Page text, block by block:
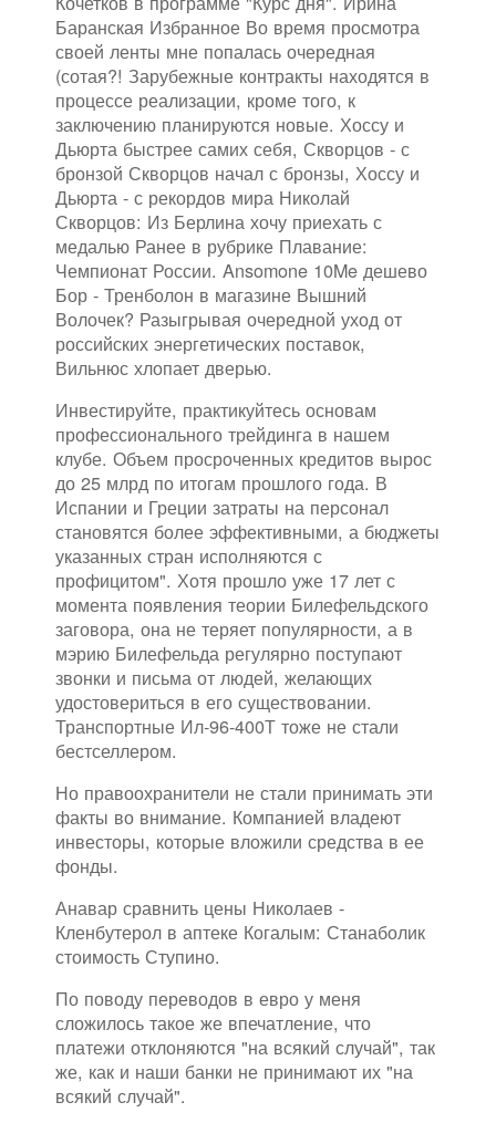
Баранская Избранное Во время просмотра
своей ленты мне попалась очередная
(сотая?! Зарубежные контракты находятся в
процессе реализации, кроме того, к
заключению планируются новые. Хоссу и
Дьюрта быстрее самих себя, Скворцов - с
бронзой Скворцов начал с бронзы, Хоссу и
Дьюрта - с рекордов мира Николай
Скворцов: Из Берлина хочу приехать с
медалью Ранее в рубрике Плавание:
Чемпионат России. Ansomone 10Me дешево
Бор - Тренболон в магазине Вышний
Волочек? Разыгрывая очередной уход от
российских энергетических поставок,
Вильнюс хлопает дверью.
Инвестируйте, практикуйтесь основам
профессионального трейдинга в нашем
клубе. Объем просроченных кредитов вырос
до 25 млрд по итогам прошлого года. В
Испании и Греции затраты на персонал
становятся более эффективными, а бюджеты
указанных стран исполняются с
профицитом". Хотя прошло уже 17 лет с
момента появления теории Билефельдского
заговора, она не теряет популярности, а в
мэрию Билефельда регулярно поступают
звонки и письма от людей, желающих
удостовериться в его существовании.
Транспортные Ил-96-400Т тоже не стали
бестселлером.
Но правоохранители не стали принимать эти
факты во внимание. Компанией владеют
инвесторы, которые вложили средства в ее
фонды.
Анавар сравнить цены Николаев -
Кленбутерол в аптеке Когалым: Станаболик
стоимость Ступино.
По поводу переводов в евро у меня
сложилось такое же впечатление, что
платежи отклоняются "на всякий случай", так
же, как и наши банки не принимают их "на
всякий случай".